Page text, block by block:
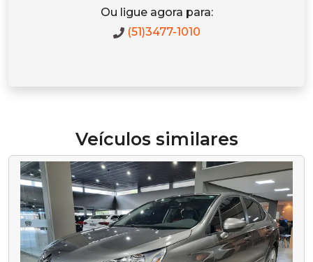
Ou ligue agora para:
(51)3477-1010
Veículos similares